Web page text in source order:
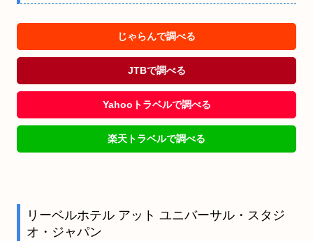
じゃらんで調べる
JTBで調べる
Yahooトラベルで調べる
楽天トラベルで調べる
リーベルホテル アット ユニバーサル・スタジ
オ・ジャパン